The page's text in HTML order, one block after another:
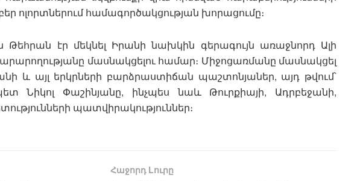
ոլորտներում համագործակցության խորացումը։
Թեհրան էր մեկնել Իրանի նախկին գերագույն առաջնորդ Ալի
մասնակցելու համար։ Միջոցառմանը մասնակցել
և այլ երկրների բարձրաստիճան պաշտոնյաներ, այդ թվում՝
Նիկոլ Փաշինյանը, ինչպես նաև Թուրքիայի, Ադրբեջանի,
պատվիրակություններ։
Հաջորդ Lուրը